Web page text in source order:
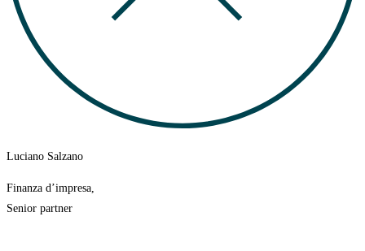
Luciano Salzano
Finanza d’impresa,
Senior partner